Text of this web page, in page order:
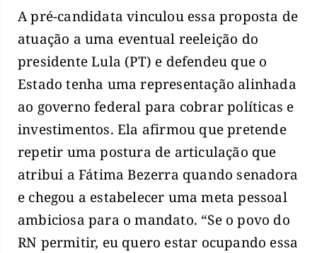
A pré-candidata vinculou essa proposta de
atuação a uma eventual reeleição do
presidente Lula (PT) e defendeu que o
Estado tenha uma representação alinhada
ao governo federal para cobrar políticas e
investimentos. Ela afirmou que pretende
repetir uma postura de articulação que
atribui a Fátima Bezerra quando senadora
e chegou a estabelecer uma meta pessoal
ambiciosa para o mandato. “Se o povo do
RN permitir, eu quero estar ocupando essa